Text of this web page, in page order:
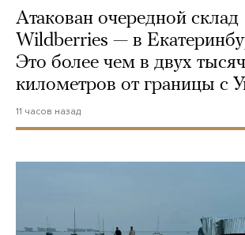
Атакован очередной склад
Wildberries — в
Это более чем в двух
километров от границы с
11 часов назад